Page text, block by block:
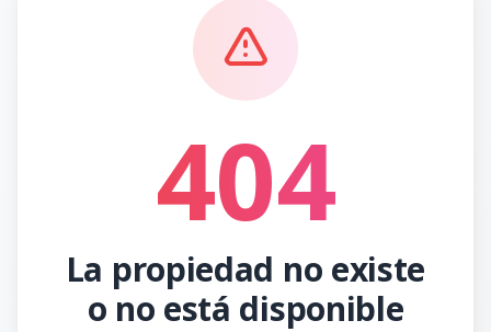
404
La propiedad no existe
o no está disponible